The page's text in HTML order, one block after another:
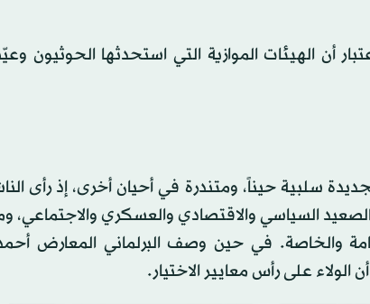
أن الهيئات الموازية التي استحدثها الحوثيون
سلبية حيناً، ومتندرة في أحيان أخرى، إذ رأى
السياسي والاقتصادي والعسكري والاجتماعي،
والخاصة. في حين وصف البرلماني المعارض
على رأس معايير الاختيار.